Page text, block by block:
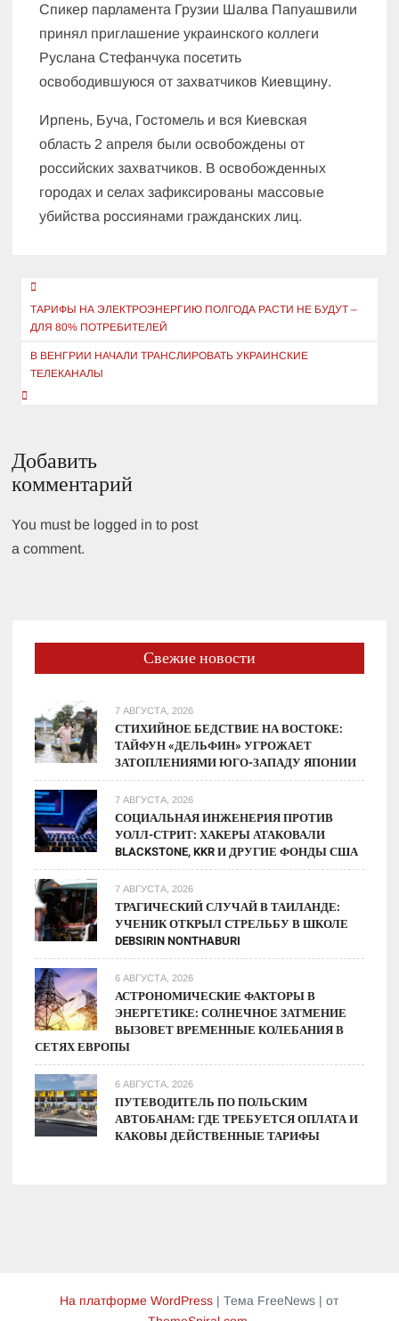
Спикер парламента Грузии Шалва Папуашвили
принял приглашение украинского коллеги
Руслана Стефанчука посетить
освободившуюся от захватчиков Киевщину.
Ирпень, Буча, Гостомель и вся Киевская
область 2 апреля были освобождены от
российских захватчиков. В освобожденных
городах и селах зафиксированы массовые
убийства россиянами гражданских лиц.
Навигация
по
записям
ТАРИФЫ НА ЭЛЕКТРОЭНЕРГИЮ ПОЛГОДА РАСТИ НЕ БУДУТ –
ДЛЯ 80% ПОТРЕБИТЕЛЕЙ
В ВЕНГРИИ НАЧАЛИ ТРАНСЛИРОВАТЬ УКРАИНСКИЕ
ТЕЛЕКАНАЛЫ
Добавить
комментарий
You must be logged in to post
a comment.
Свежие новости
7 АВГУСТА, 2026
СТИХИЙНОЕ БЕДСТВИЕ НА ВОСТОКЕ:
ТАЙФУН «ДЕЛЬФИН» УГРОЖАЕТ
ЗАТОПЛЕНИЯМИ ЮГО-ЗАПАДУ ЯПОНИИ
7 АВГУСТА, 2026
СОЦИАЛЬНАЯ ИНЖЕНЕРИЯ ПРОТИВ
УОЛЛ-СТРИТ: ХАКЕРЫ АТАКОВАЛИ
BLACKSTONE, KKR И ДРУГИЕ ФОНДЫ США
7 АВГУСТА, 2026
ТРАГИЧЕСКИЙ СЛУЧАЙ В ТАИЛАНДЕ:
УЧЕНИК ОТКРЫЛ СТРЕЛЬБУ В ШКОЛЕ
DEBSIRIN NONTHABURI
6 АВГУСТА, 2026
АСТРОНОМИЧЕСКИЕ ФАКТОРЫ В
ЭНЕРГЕТИКЕ: СОЛНЕЧНОЕ ЗАТМЕНИЕ
ВЫЗОВЕТ ВРЕМЕННЫЕ КОЛЕБАНИЯ В
СЕТЯХ ЕВРОПЫ
6 АВГУСТА, 2026
ПУТЕВОДИТЕЛЬ ПО ПОЛЬСКИМ
АВТОБАНАМ: ГДЕ ТРЕБУЕТСЯ ОПЛАТА И
КАКОВЫ ДЕЙСТВЕННЫЕ ТАРИФЫ
На платформе WordPress |Тема FreeNews |от